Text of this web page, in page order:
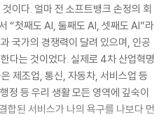
이다. 얼마 전 소프트뱅크 손정의 회
“첫째도 AI, 둘째도 AI, 셋째도 AI”라
국가의 경쟁력이 달려 있으며, 인공
다는 것이었다. 실제로 4차 산업혁명
제조업, 통신, 자동차, 서비스업 등
정 등 우리 생활 모든 영역에 깊숙이
합된 서비스가 나의 욕구를 나보다 먼